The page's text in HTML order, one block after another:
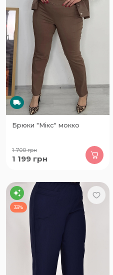
Брюки "Мікс" мокко
1 700грн
1 199 грн
33%